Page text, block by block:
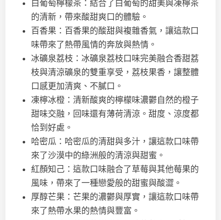
白葡萄檸檬茶：結合了白葡萄的甜美與凍檸茶
的清新，帶來酸甜爽口的體驗。
百香果：百香果的酸甜與複雜香氣，讓這款口
味帶來了熱帶風情的奔放與熱情。
冰礦泉荔枝：冰礦泉荔枝口味完美融合香甜荔
枝與清涼礦泉的雙重享受，荔枝果香，讓整體
口感更加清爽、不膩口。
凍檸冰橙：清新酸爽的檸檬味濃鬱自然的橙子
甜味交融，回味還有薄荷清涼。甜度、涼度都
恰到好處。
哈密瓜：哈密瓜的清甜與多汁，讓這款口味帶
來了沙漠中的綠洲般的清涼與甜蜜。
紅顏知己：這款口味融合了草莓與其他莓果的
風味，帶來了一種戀愛般的甜蜜與酸澀。
厚醇芒果：芒果的濃鬱與厚實，讓這款口味帶
來了熱帶水果的熱情與豐富。